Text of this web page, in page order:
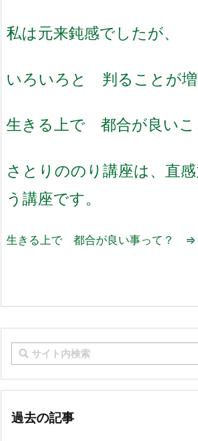
私は元来鈍感でしたが、
いろいろと 判ることが
生きる上で 都合が良いこ
さとりののり講座は、直
う講座です。
生きる上で 都合が良い事って？
過去の記事